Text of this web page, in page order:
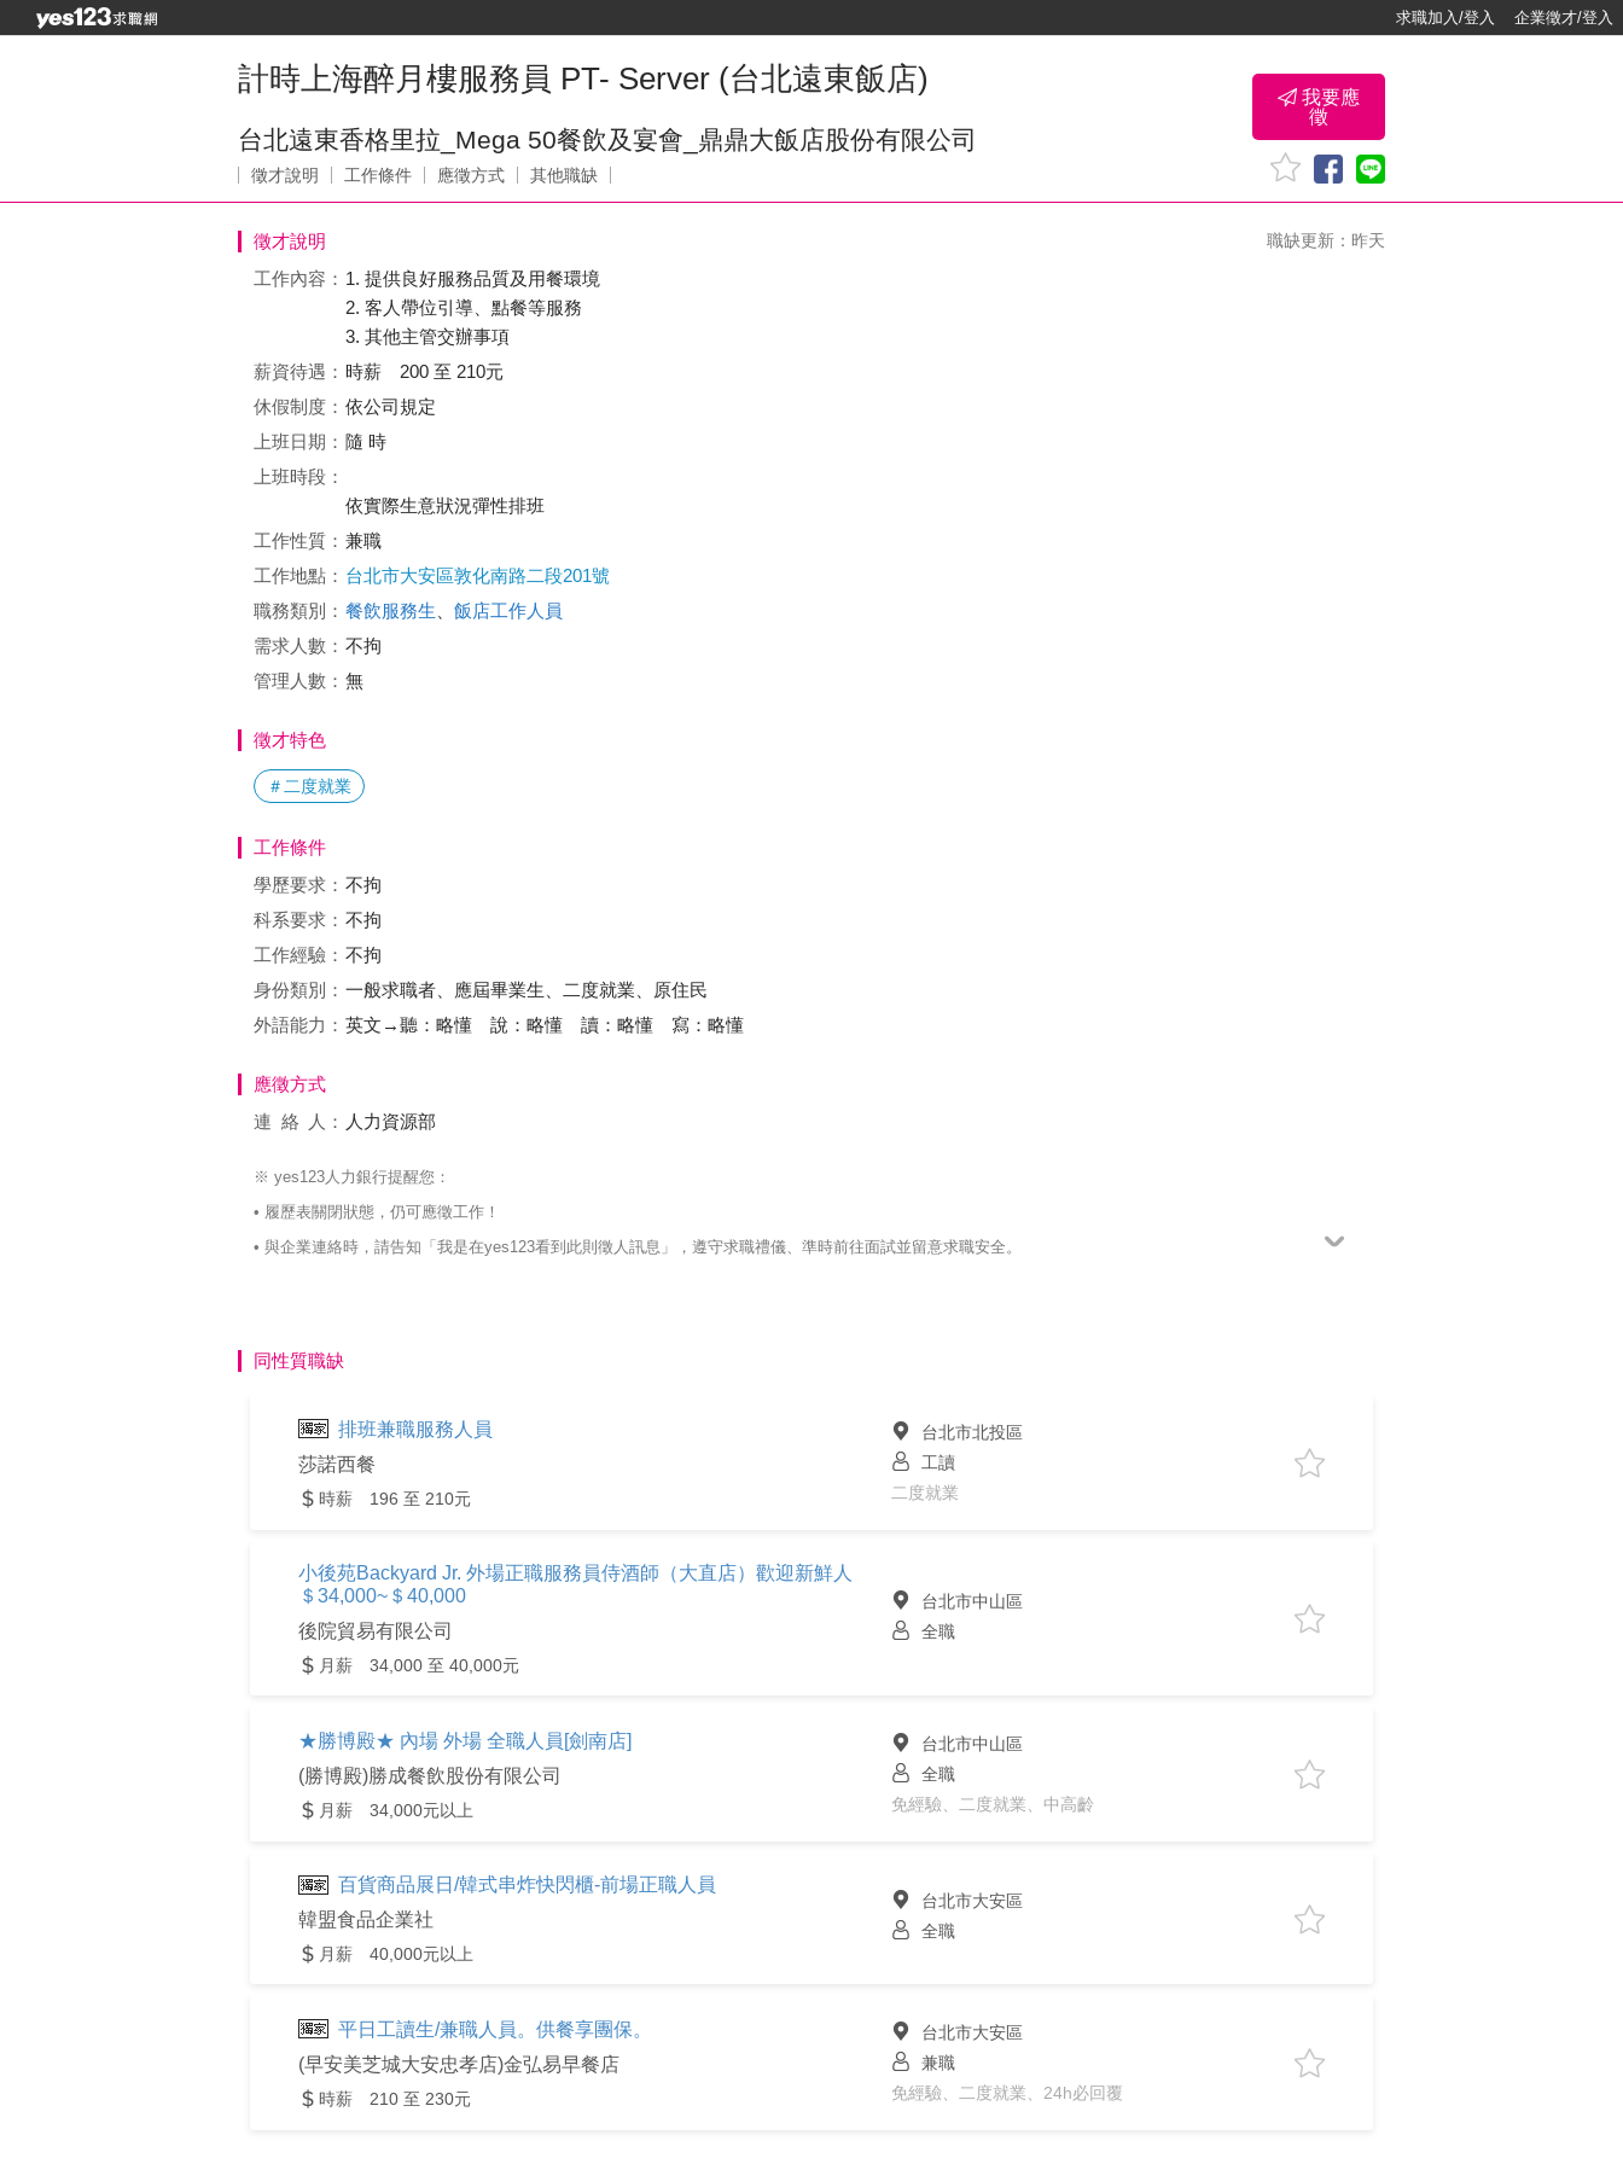
求職加入/登入 企業徵才/登入
計時上海醉月樓服務員 PT- Server (台北遠東飯店)
台北遠東香格里拉_Mega 50餐飲及宴會_鼎鼎大飯店股份有限公司
徵才說明 工作條件 應徵方式 其他職缺
我要應
徵
徵才說明 職缺更新：昨天
工作內容： 1. 提供良好服務品質及用餐環境
2. 客人帶位引導、點餐等服務
3. 其他主管交辦事項
薪資待遇： 時薪 200 至 210元
休假制度： 依公司規定
上班日期： 隨 時
上班時段：
依實際生意狀況彈性排班
工作性質： 兼職
工作地點： 台北市大安區敦化南路二段201號
職務類別： 餐飲服務生
飯店工作人員
需求人數： 不拘
管理人數： 無
徵才特色
＃二度就業
工作條件
學歷要求： 不拘
科系要求： 不拘
工作經驗： 不拘
身份類別： 一般求職者、應屆畢業生、二度就業、原住民
外語能力： 英文→聽：略懂 說：略懂 讀：略懂 寫：略懂
應徵方式
連絡
人： 人力資源部
※ yes123人力銀行提醒您：
• 履歷表關閉狀態，仍可應徵工作！
• 與企業連絡時，請告知「我是在yes123看到此則徵人訊息」，遵守求職禮儀、準時前往面試並留意求職安全。
同性質職缺
排班兼職服務人員
莎諾西餐
時薪 196 至 210元
台北市北投區
工讀
二度就業
小後苑Backyard Jr. 外場正職服務員侍酒師（大直店）歡迎新鮮人
＄34,000~＄40,000
後院貿易有限公司
月薪 34,000 至 40,000元
台北市中山區
全職
★勝博殿★ 內場 外場 全職人員[劍南店]
(勝博殿)勝成餐飲股份有限公司
月薪 34,000元以上
台北市中山區
全職
免經驗、二度就業、中高齡
百貨商品展日/韓式串炸快閃櫃-前場正職人員
韓盟食品企業社
月薪 40,000元以上
台北市大安區
全職
平日工讀生/兼職人員。供餐享團保。
(早安美芝城大安忠孝店)金弘易早餐店
時薪 210 至 230元
台北市大安區
兼職
免經驗、二度就業、24h必回覆